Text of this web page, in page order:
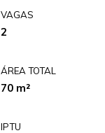
VAGAS
2
ÁREA TOTAL
70 m²
IPTU